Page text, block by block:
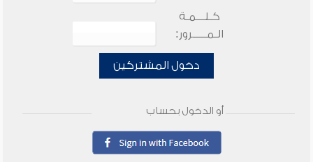
كـلـــمـة
الـمـــــرور:
دخول المشتركين
أو الدخول بحساب